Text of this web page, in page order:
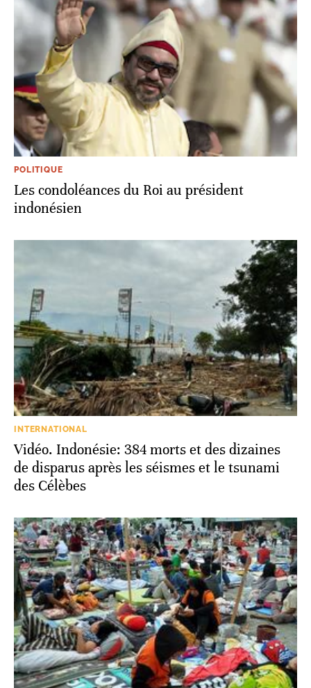
POLITIQUE
Les condoléances du Roi au président
indonésien
INTERNATIONAL
Vidéo. Indonésie: 384 morts et des dizaines
de disparus après les séismes et le tsunami
des Célèbes